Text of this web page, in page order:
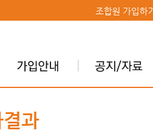
조합원 가입하기
과